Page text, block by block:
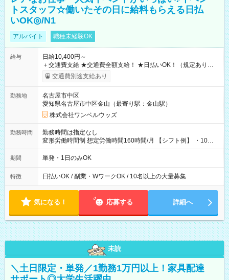
トスタッフ☆働いたその日に給料もらえる日払
いOK◎/N1
アルバイト 職種未経験OK
給与
日給10,400円～
＋交通費支給 ★交通費全額支給！ ★日払いOK！（規定あり） ┗
働いたその日に現金GET♪ お仕事後はコンビニATMから 日払
交通費別途支給あり
勤務地
名古屋市中区
愛知県名古屋市中区金山（最寄り駅：金山駅）
株式会社ワンベルウッズ
勤務時間
勤務時間は指定なし
変形労働時間制 想定労働時間160時間/月 【シフト例】 ・10：
00～20：00
期間 単発・1日のみOK
特徴 日払いOK / 副業・WワークOK / 10名以上の大量募集
気になる！ 応募する 詳細へ
未読
＼土日限定・単発／1勤務1万円以上！家具配達